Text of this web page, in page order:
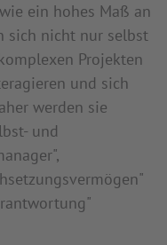
ein hohes Maß an
sich nicht nur selbst
Projekten
und sich
werden sie
und